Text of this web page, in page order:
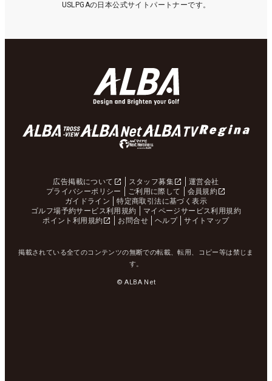
USLPGAの日本公式サイトパートナーです。
広告掲載について スタッフ募集
運営会社
プライバシーポリシー
ご利用に際して
会員規約
ガイドライン
特定商取引法に基づく表示
ゴルフ場予約サービス利用規約
マイページサービス利用規約
ポイント利用規約
お問合せ ヘルプ サイトマップ
掲載されている全てのコンテンツの無断での転載、転用、コピー等は禁じま
す。
© ALBA Net